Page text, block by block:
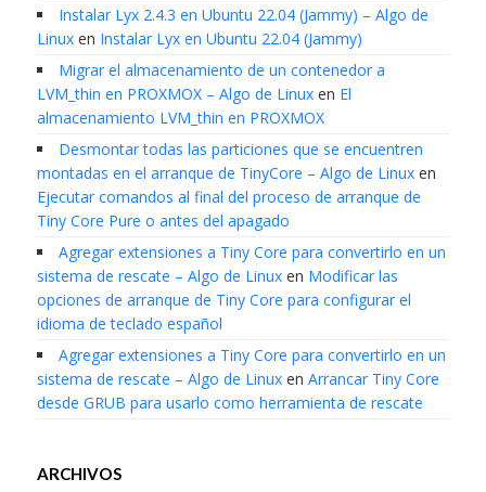
Instalar Lyx 2.4.3 en Ubuntu 22.04 (Jammy) – Algo de
Linuxen Instalar Lyx en Ubuntu 22.04 (Jammy)
Migrar el almacenamiento de un contenedor a
LVM_thin en PROXMOX – Algo de Linuxen El
almacenamiento LVM_thin en PROXMOX
Desmontar todas las particiones que se encuentren
montadas en el arranque de TinyCore – Algo de Linuxen
Ejecutar comandos al final del proceso de arranque de
Tiny Core Pure o antes del apagado
Agregar extensiones a Tiny Core para convertirlo en un
sistema de rescate – Algo de Linuxen Modificar las
opciones de arranque de Tiny Core para configurar el
idioma de teclado español
Agregar extensiones a Tiny Core para convertirlo en un
sistema de rescate – Algo de Linuxen Arrancar Tiny Core
desde GRUB para usarlo como herramienta de rescate
ARCHIVOS